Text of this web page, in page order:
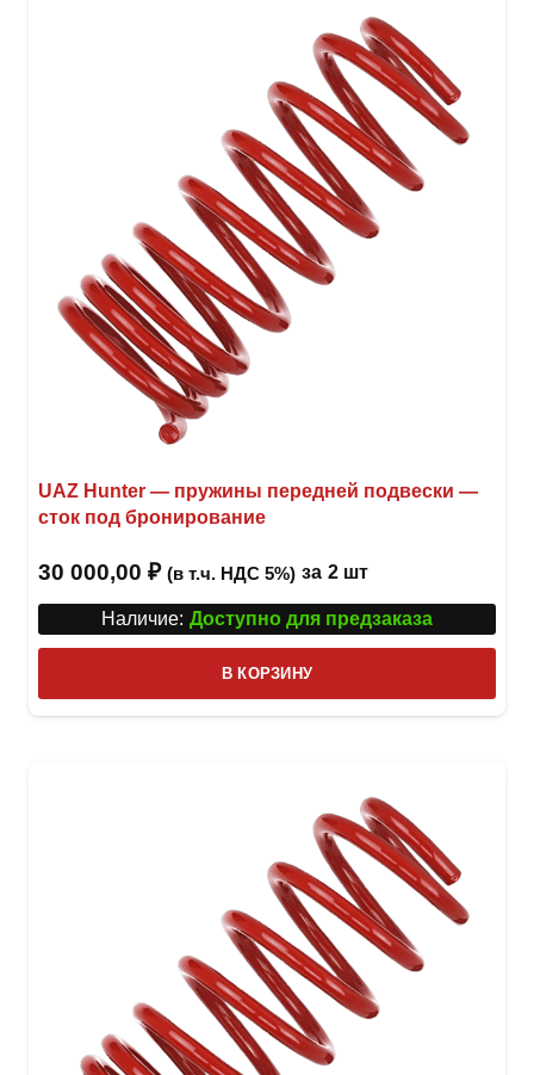
UAZ Hunter — пружины передней подвески —
сток под бронирование
30 000,00 ₽ (в т.ч. НДС 5%) за 2 шт
Наличие: Доступно для предзаказа
В КОРЗИНУ